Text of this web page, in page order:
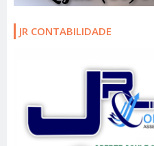
JR CONTABILIDADE